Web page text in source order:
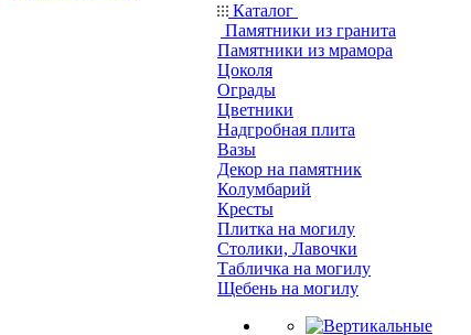
Каталог
Памятники из гранита
Памятники из мрамора
Цоколя
Ограды
Цветники
Надгробная плита
Вазы
Декор на памятник
Колумбарий
Кресты
Плитка на могилу
Столики, Лавочки
Табличка на могилу
Щебень на могилу